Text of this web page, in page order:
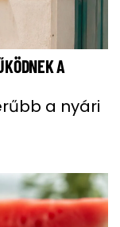
A
a nyári